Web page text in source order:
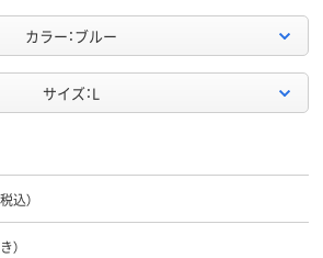
カラー：ブルー
サイズ：L
税込）
）